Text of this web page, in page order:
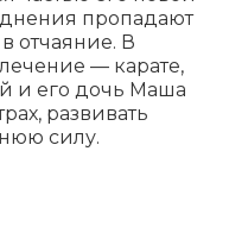
пропадают
отчаяние. В
— карате,
и его дочь Маша
развивать
силу.